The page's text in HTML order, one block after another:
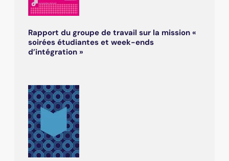
Rapport du groupe de travail sur la mission «
soirées étudiantes et week-ends
d’intégration »